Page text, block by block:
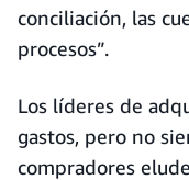
conciliación, las
procesos”.
Los líderes de
gastos, pero no
compradores